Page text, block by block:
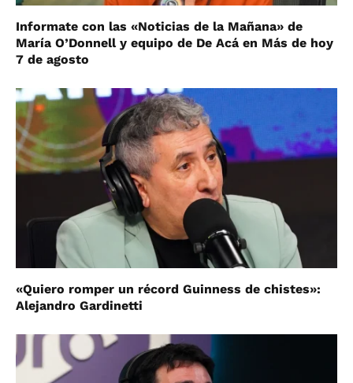
Informate con las «Noticias de la Mañana» de
María O’Donnell y equipo de De Acá en Más de hoy
7 de agosto
«Quiero romper un récord Guinness de chistes»:
Alejandro Gardinetti